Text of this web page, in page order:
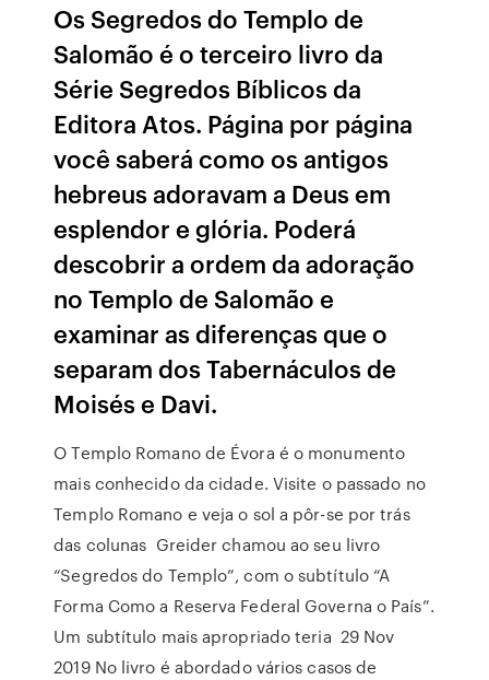
Os Segredos do Templo de
Salomão é o terceiro livro da
Série Segredos Bíblicos da
Editora Atos. Página por página
você saberá como os antigos
hebreus adoravam a Deus em
esplendor e glória. Poderá
descobrir a ordem da adoração
no Templo de Salomão e
examinar as diferenças que o
separam dos Tabernáculos de
Moisés e Davi.
O Templo Romano de Évora é o monumento
mais conhecido da cidade. Visite o passado no
Templo Romano e veja o sol a pôr-se por trás
das colunas Greider chamou ao seu livro
“Segredos do Templo”, com o subtítulo “A
Forma Como a Reserva Federal Governa o País”.
Um subtítulo mais apropriado teria 29 Nov
2019 No livro é abordado vários casos de